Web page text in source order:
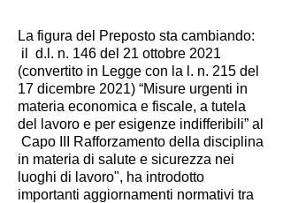
La figura del Preposto sta cambiando:
il d.l. n. 146 del 21 ottobre 2021
(convertito in Legge con la l. n. 215 del
17 dicembre 2021) “Misure urgenti in
materia economica e fiscale, a tutela
del lavoro e per esigenze indifferibili” al
Capo III Rafforzamento della disciplina
in materia di salute e sicurezza nei
luoghi di lavoro", ha introdotto
importanti aggiornamenti normativi tra